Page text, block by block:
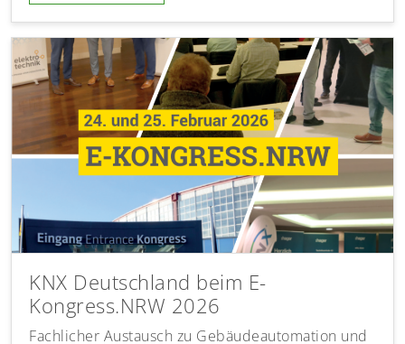
KNX Deutschland beim E-
Kongress.NRW 2026
Fachlicher Austausch zu Gebäudeautomation und